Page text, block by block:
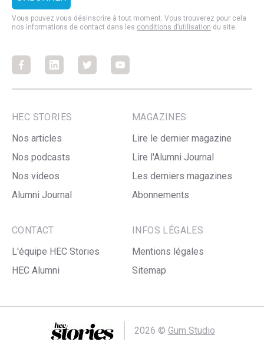
Vous pouvez vous désinscrire à tout moment. Vous trouverez pour cela
nos informations de contact dans les conditions d’utilisation du site.
FacebookFacebookFacebookFacebook
HEC STORIES
Nos articles
Nos podcasts
Nos videos
Alumni Journal
MAGAZINES
Lire le dernier magazine
Lire l'Alumni Journal
Les derniers magazines
Abonnements
CONTACT
L'équipe HEC Stories
HEC Alumni
INFOS LÉGALES
Mentions légales
Sitemap
2026 © Gum Studio